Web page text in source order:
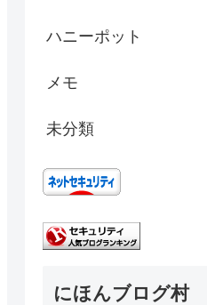
ハニーポット
メモ
未分類
にほんブログ村